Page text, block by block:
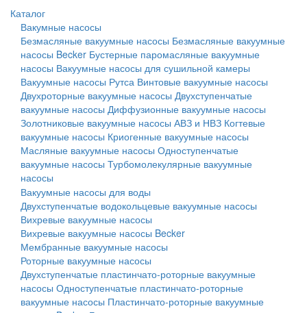
Каталог
Вакумные насосы
Безмасляные вакуумные насосы Безмасляные вакуумные
насосы Becker Бустерные паромасляные вакуумные
насосы Вакуумные насосы для сушильной камеры
Вакуумные насосы Рутса Винтовые вакуумные насосы
Двухроторные вакуумные насосы Двухступенчатые
вакуумные насосы Диффузионные вакуумные насосы
Золотниковые вакуумные насосы АВЗ и НВЗ Когтевые
вакуумные насосы Криогенные вакуумные насосы
Масляные вакуумные насосы Одноступенчатые
вакуумные насосы Турбомолекулярные вакуумные
насосы
Вакуумные насосы для воды
Двухступенчатые водокольцевые вакуумные насосы
Вихревые вакуумные насосы
Вихревые вакуумные насосы Becker
Мембранные вакуумные насосы
Роторные вакуумные насосы
Двухступенчатые пластинчато-роторные вакуумные
насосы Одноступенчатые пластинчато-роторные
вакуумные насосы Пластинчато-роторные вакуумные